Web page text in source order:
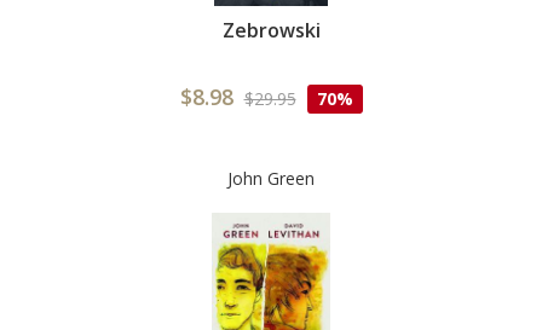
Zebrowski
$8.98 $29.95 70%
John Green